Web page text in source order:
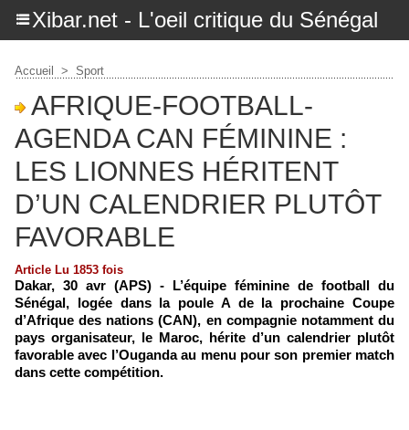
Xibar.net - L'oeil critique du Sénégal
Accueil > Sport
AFRIQUE-FOOTBALL-
AGENDA CAN FÉMININE :
LES LIONNES HÉRITENT
D’UN CALENDRIER PLUTÔT
FAVORABLE
Article Lu 1853 fois
Dakar, 30 avr (APS) - L’équipe féminine de football du
Sénégal, logée dans la poule A de la prochaine Coupe
d’Afrique des nations (CAN), en compagnie notamment du
pays organisateur, le Maroc, hérite d’un calendrier plutôt
favorable avec l’Ouganda au menu pour son premier match
dans cette compétition.